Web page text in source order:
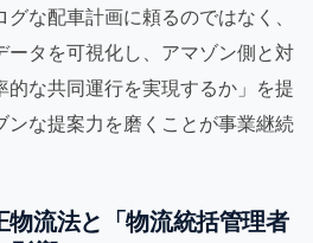
な配車計画に頼るのではなく、
ータを可視化し、アマゾン側と対
的な共同運行を実現するか」を提
ンな提案力を磨くことが事業継続
物流法と「物流統括管理者